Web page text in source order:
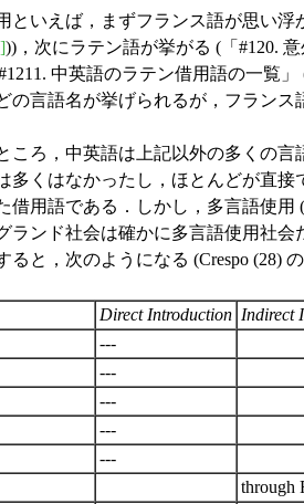
いえば，まずフランス語が思い浮
))，次にラテン語が挙がる (「#120.
中英語のラテン借用語の一覧」
の言語名が挙げられるが，フラン
ろ，中英語は上記以外の多くの言
多くはなかったし，ほとんどが直
借用語である．しかし，多言語使用
ランド社会は確かに多言語使用社
ると，次のようになる (Crespo (28)
Direct Introduction Indirect
---
---
---
---
---
through